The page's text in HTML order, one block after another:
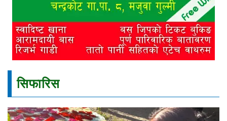
सिफारिस